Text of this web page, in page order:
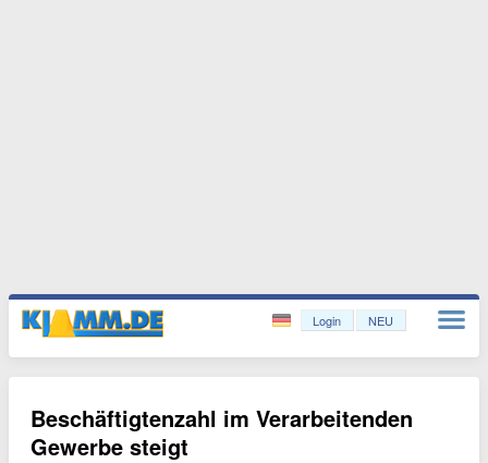
Login NEU
Beschäftigtenzahl im Verarbeitenden
Gewerbe steigt